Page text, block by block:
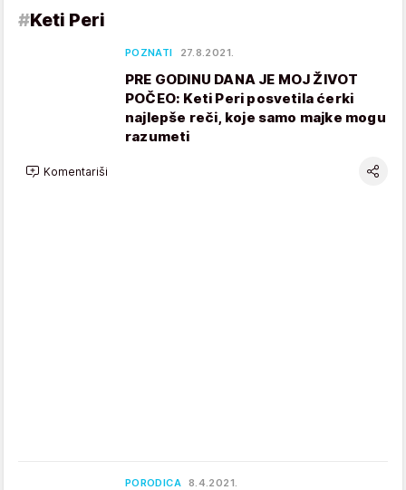
#Keti Peri
POZNATI 27.8.2021.
PRE GODINU DANA JE MOJ ŽIVOT
POČEO: Keti Peri posvetila ćerki
najlepše reči, koje samo majke mogu
razumeti
Komentariši
PORODICA 8.4.2021.